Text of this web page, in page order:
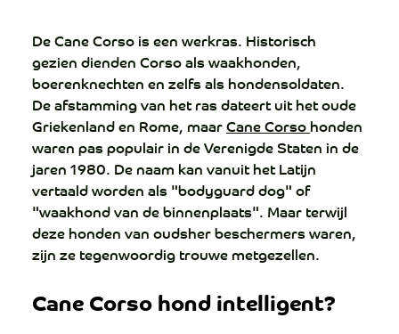
De Cane Corso is een werkras. Historisch
gezien dienden Corso als waakhonden,
boerenknechten en zelfs als hondensoldaten.
De afstamming van het ras dateert uit het oude
Griekenland en Rome, maar Cane Corso honden
waren pas populair in de Verenigde Staten in de
jaren 1980. De naam kan vanuit het Latijn
vertaald worden als "bodyguard dog" of
"waakhond van de binnenplaats". Maar terwijl
deze honden van oudsher beschermers waren,
zijn ze tegenwoordig trouwe metgezellen.
Cane Corso hond intelligent?